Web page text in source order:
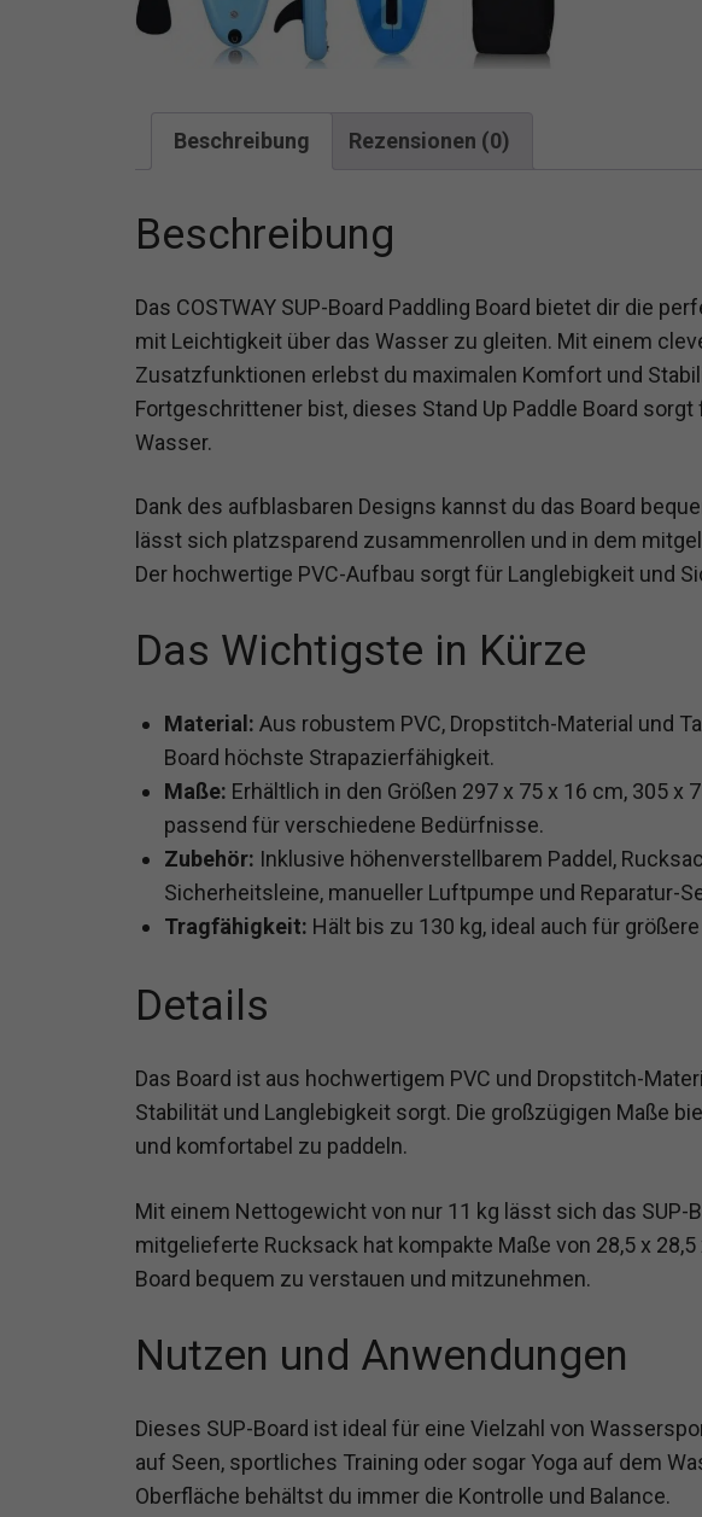
Beschreibung Rezensionen (0)
Beschreibung
Das COSTWAY SUP-Board Paddling Board bietet dir die
mit Leichtigkeit über das Wasser zu gleiten. Mit einem
Zusatzfunktionen erlebst du maximalen Komfort und
Fortgeschrittener bist, dieses Stand Up Paddle Board
Wasser.
Dank des aufblasbaren Designs kannst du das Board
lässt sich platzsparend zusammenrollen und in dem
Der hochwertige PVC-Aufbau sorgt für Langlebigkeit und
Das Wichtigste in Kürze
Material: Aus robustem PVC, Dropstitch-Material und
Board höchste Strapazierfähigkeit.
Maße: Erhältlich in den Größen 297 x 75 x 16 cm, 305 x
passend für verschiedene Bedürfnisse.
Zubehör: Inklusive höhenverstellbarem Paddel,
Sicherheitsleine, manueller Luftpumpe und Reparatur-
Tragfähigkeit: Hält bis zu 130 kg, ideal auch für
Details
Das Board ist aus hochwertigem PVC und Dropstitch-
Stabilität und Langlebigkeit sorgt. Die großzügigen Maße
und komfortabel zu paddeln.
Mit einem Nettogewicht von nur 11 kg lässt sich das SUP-
mitgelieferte Rucksack hat kompakte Maße von 28,5 x
Board bequem zu verstauen und mitzunehmen.
Nutzen und Anwendungen
Dieses SUP-Board ist ideal für eine Vielzahl von
auf Seen, sportliches Training oder sogar Yoga auf dem
Oberfläche behältst du immer die Kontrolle und Balance.